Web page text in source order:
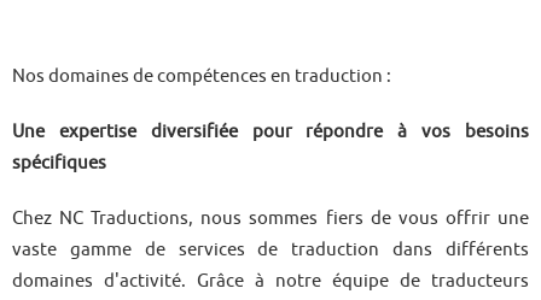
Nos domaines de compétences en traduction :
Une expertise diversifiée pour répondre à vos besoins
spécifiques
Chez NC Traductions, nous sommes fiers de vous offrir une
vaste gamme de services de traduction dans différents
domaines d'activité. Grâce à notre équipe de traducteurs